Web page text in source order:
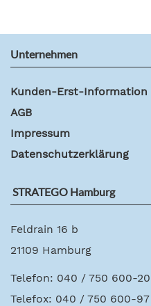
Unternehmen
Kunden-Erst-Information
AGB
Impressum
Datenschutzerklärung
STRATEGO Hamburg
Feldrain 16 b
21109 Hamburg
Telefon: 040 / 750 600-20
Telefox: 040 / 750 600-97